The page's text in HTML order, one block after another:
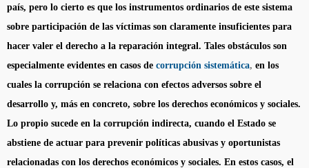
país, pero lo cierto es que los instrumentos ordinarios de este sistema
sobre participación de las víctimas son claramente insuficientes para
hacer valer el derecho a la reparación integral. Tales obstáculos son
especialmente evidentes en casos de corrupción sistemática, en los
cuales la corrupción se relaciona con efectos adversos sobre el
desarrollo y, más en concreto, sobre los derechos económicos y sociales.
Lo propio sucede en la corrupción indirecta, cuando el Estado se
abstiene de actuar para prevenir políticas abusivas y oportunistas
relacionadas con los derechos económicos y sociales. En estos casos, el